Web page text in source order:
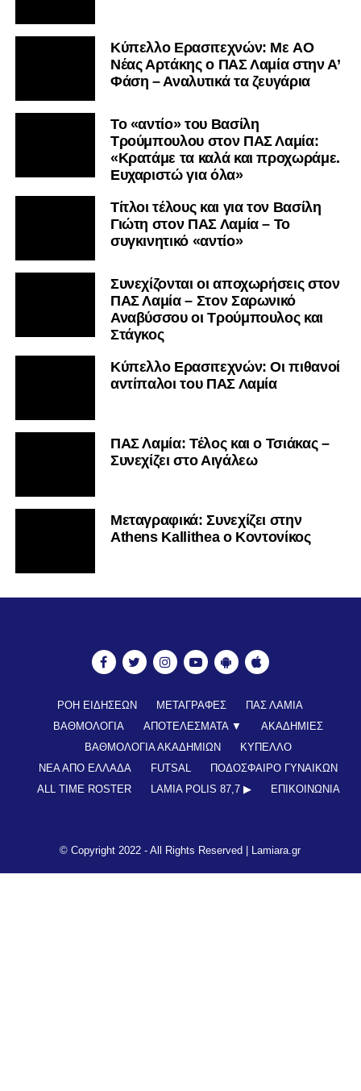
Kύπελλο Ερασιτεχνών: Με AO
Nέας Αρτάκης ο ΠΑΣ Λαμία στην Α’
Φάση – Αναλυτικά τα ζευγάρια
Το «αντίο» του Βασίλη
Τρούμπουλου στον ΠΑΣ Λαμία:
«Κρατάμε τα καλά και προχωράμε.
Ευχαριστώ για όλα»
Τίτλοι τέλους και για τον Βασίλη
Γιώτη στον ΠΑΣ Λαμία – Το
συγκινητικό «αντίο»
Συνεχίζονται οι αποχωρήσεις στον
ΠΑΣ Λαμία – Στον Σαρωνικό
Αναβύσσου οι Τρούμπουλος και
Στάγκος
Κύπελλο Ερασιτεχνών: Οι πιθανοί
αντίπαλοι του ΠΑΣ Λαμία
ΠΑΣ Λαμία: Τέλος και ο Τσιάκας –
Συνεχίζει στο Αιγάλεω
Mεταγραφικά: Συνεχίζει στην
Athens Kallithea ο Κοντονίκος
ΡΟΗ ΕΙΔΗΣΕΩΝ ΜΕΤΑΓΡΑΦΕΣ
ΠΑΣ ΛΑΜΙΑ
ΒΑΘΜΟΛΟΓΙΑ
ΑΠΟΤΕΛΕΣΜΑΤΑ ▼
ΑΚΑΔΗΜΙΕΣ
ΒΑΘΜΟΛΟΓΙΑ ΑΚΑΔΗΜΙΩΝ
ΚΥΠΕΛΛΟ
ΝΕΑ ΑΠΟ ΕΛΛΑΔΑ
FUTSAL
ΠΟΔΟΣΦΑΙΡΟ ΓΥΝΑΙΚΩΝ
ALL TIME ROSTER
LAMIA POLIS 87,7 ▶︎ ΕΠΙΚΟΙΝΩΝΊΑ
© Copyright 2022 - All Rights Reserved | Lamiara.gr